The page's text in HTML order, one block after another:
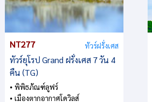
NT277 ทัวร์ฝรั่งเศส
ทัวร์ยุโรป Grand ฝรั่งเศส 7 วัน 4
คืน (TG)
• พิพิธภัณฑ์ลูฟร์
• เมืองตากอากาศโดวิลส์